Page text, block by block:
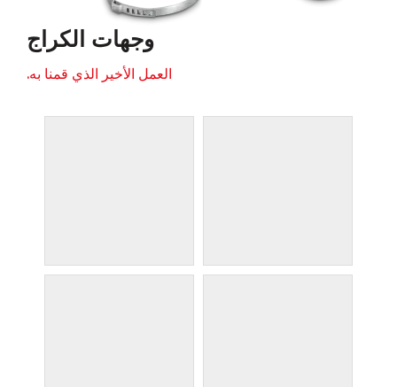
وجهات الكراج
العمل الأخير الذي قمنا به.